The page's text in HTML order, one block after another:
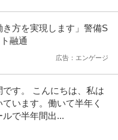
方を実現します」警備S
融通
広告：エンゲージ
す。 こんにちは、私は
います。働いて半年く
で半年間出...